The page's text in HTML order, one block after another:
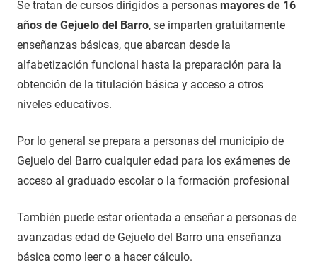
Se tratan de cursos dirigidos a personas mayores de 16
años de Gejuelo del Barro, se imparten gratuitamente
enseñanzas básicas, que abarcan desde la
alfabetización funcional hasta la preparación para la
obtención de la titulación básica y acceso a otros
niveles educativos.
Por lo general se prepara a personas del municipio de
Gejuelo del Barro cualquier edad para los exámenes de
acceso al graduado escolar o la formación profesional
También puede estar orientada a enseñar a personas de
avanzadas edad de Gejuelo del Barro una enseñanza
básica como leer o a hacer cálculo.